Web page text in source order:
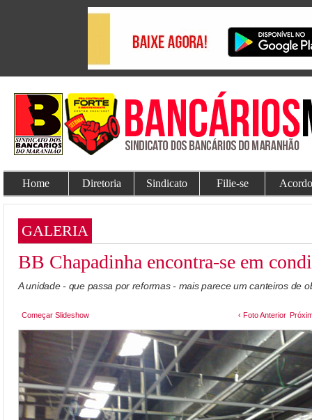
Home Diretoria Sindicato Filie-se
GALERIA
BB Chapadinha encontra-se em
A unidade - que passa por reformas - mais parece um canteiros de
Começar Slideshow ‹ Foto Anterior